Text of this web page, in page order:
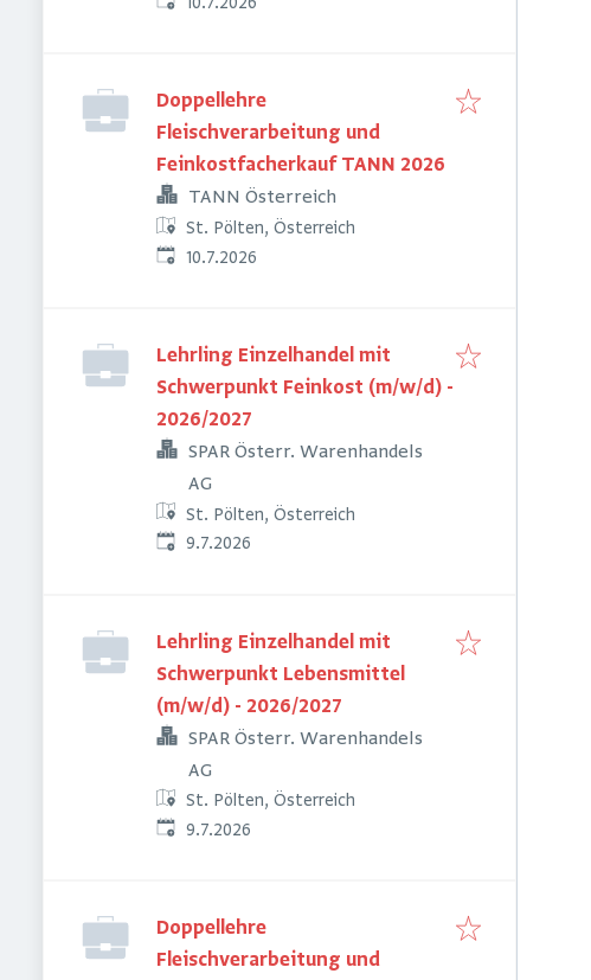
Doppellehre
Fleischverarbeitung und
Feinkostfacherkauf TANN 2026
TANN Österreich
St. Pölten, Österreich
Veröffentlicht
10.7.2026
Lehrling Einzelhandel mit
Schwerpunkt Feinkost (m/w/d) -
2026/2027
SPAR Österr. Warenhandels
AG
St. Pölten, Österreich
Veröffentlicht
9.7.2026
Lehrling Einzelhandel mit
Schwerpunkt Lebensmittel
(m/w/d) - 2026/2027
SPAR Österr. Warenhandels
AG
St. Pölten, Österreich
Veröffentlicht
9.7.2026
Doppellehre
Fleischverarbeitung und